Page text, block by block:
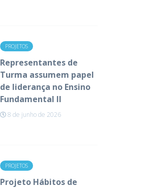
PROJETOS
Representantes de
Turma assumem papel
de liderança no Ensino
Fundamental II
8 de junho de 2026
PROJETOS
Projeto Hábitos de